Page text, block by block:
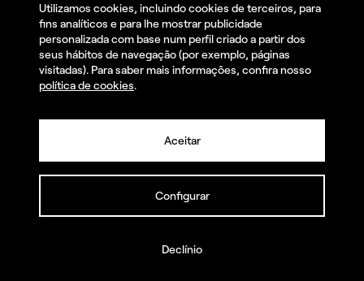
Talent
Contact
Linkedin
Instagram
Facebook
© summa.es Todos os direitos reservados.
Utilizamos cookies, incluindo cookies de terceiros, para
fins analíticos e para lhe mostrar publicidade
personalizada com base num perfil criado a partir dos
seus hábitos de navegação (por exemplo, páginas
visitadas). Para saber mais informações, confira nosso
política de cookies.
Aceitar
Configurar
Declínio